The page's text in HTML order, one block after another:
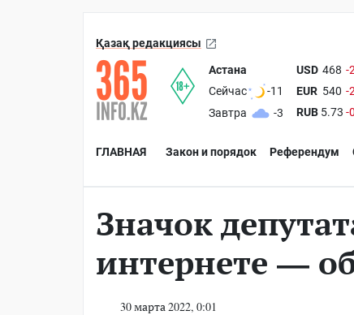
Қазақ редакциясы
Астана
Сейчас
-11
Завтра
-3
USD 468 -
EUR 540 -
RUB 5.73 -
ГЛАВНАЯ Закон и порядок Референдум
Значок
интернете —
30 марта 2022, 0:01